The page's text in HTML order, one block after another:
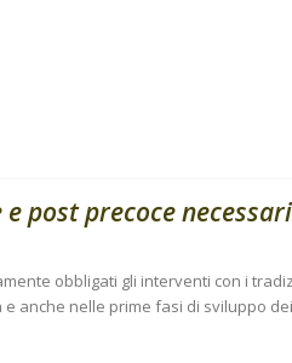
post precoce
obbligati gli interventi con i
anche nelle prime fasi di sviluppo